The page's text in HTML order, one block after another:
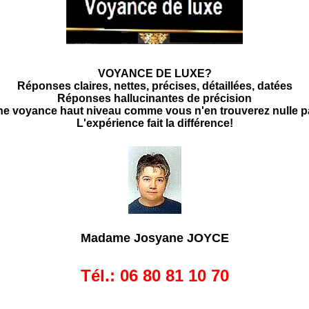
VOYANCE DE LUXE?
Réponses claires, nettes, précises, détaillées, datées
Réponses hallucinantes de précision
voyance haut niveau comme vous n'en trouverez nulle
L'expérience fait la différence!
Madame Josyane JOYCE
Tél.: 06 80 81 10 70